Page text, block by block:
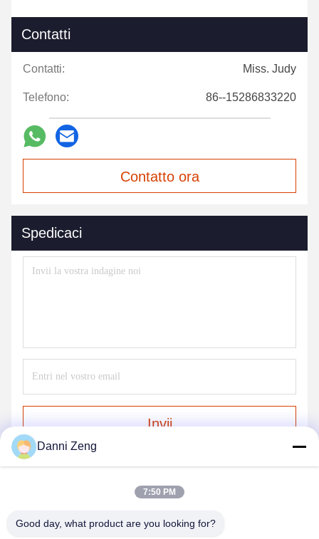
Contatti
Contatti: Miss. Judy
Telefono: 86--15286833220
Contatto ora
Spedicaci
Invii
Danni Zeng
7:50 PM
Good day, what product are you looking for?